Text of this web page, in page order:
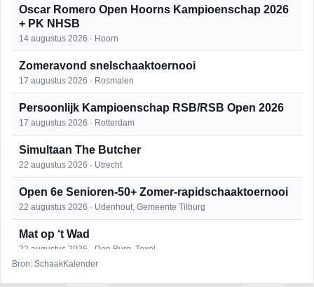
Oscar Romero Open Hoorns Kampioenschap 2026
+ PK NHSB
14 augustus 2026 · Hoorn
Zomeravond snelschaaktoernooi
17 augustus 2026 · Rosmalen
Persoonlijk Kampioenschap RSB/RSB Open 2026
17 augustus 2026 · Rotterdam
Simultaan The Butcher
22 augustus 2026 · Utrecht
Open 6e Senioren-50+ Zomer-rapidschaaktoernooi
22 augustus 2026 · Udenhout, Gemeente Tilburg
Mat op ‘t Wad
22 augustus 2026 · Den Burg, Texel
Bron: SchaakKalender